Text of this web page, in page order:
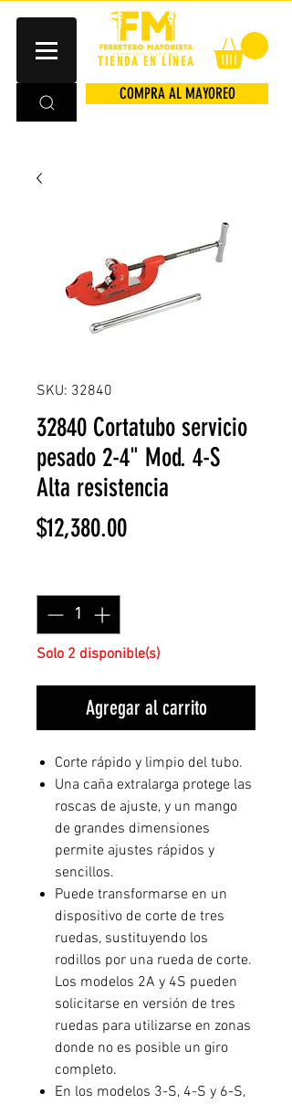
TIENDA EN LÍNEA
COMPRA AL MAYOREO
SKU: 32840
32840 Cortatubo servicio
pesado 2-4" Mod. 4-S
Alta resistencia
$12,380.00Precio
Solo 2 disponible(s)
Agregar al carrito
Corte rápido y limpio del tubo.
Una caña extralarga protege las
roscas de ajuste, y un mango
de grandes dimensiones
permite ajustes rápidos y
sencillos.
Puede transformarse en un
dispositivo de corte de tres
ruedas, sustituyendo los
rodillos por una rueda de corte.
Los modelos 2A y 4S pueden
solicitarse en versión de tres
ruedas para utilizarse en zonas
donde no es posible un giro
completo.
En los modelos 3-S, 4-S y 6-S,